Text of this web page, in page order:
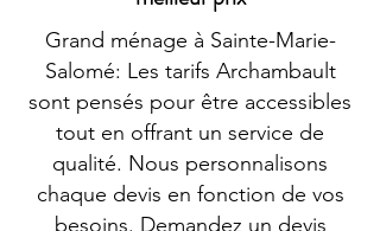
Grand ménage à Sainte-Marie-
Salomé: Les tarifs Archambault
sont pensés pour être accessibles
tout en offrant un service de
qualité. Nous personnalisons
chaque devis en fonction de vos
besoins. Demandez un devis